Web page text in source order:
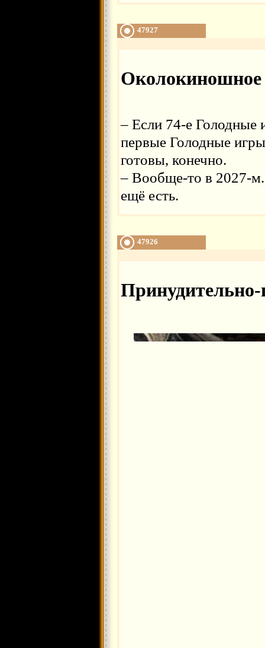
47927
Околокиношное
– Если 74-е Голодные
первые Голодные
готовы, конечно.
– Вообще-то в 2027-
ещё есть.
47926
Принудительно-